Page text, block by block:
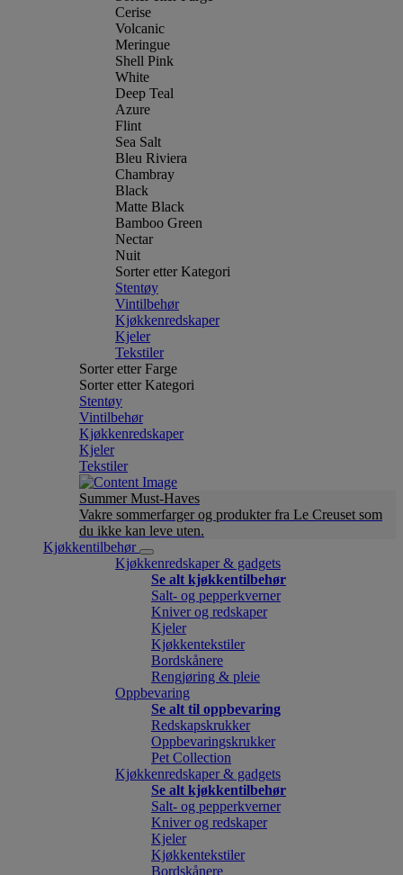
Cerise
Volcanic
Meringue
Shell Pink
White
Deep Teal
Azure
Flint
Sea Salt
Bleu Riviera
Chambray
Black
Matte Black
Bamboo Green
Nectar
Nuit
Sorter etter Kategori
Stentøy
Vintilbehør
Kjøkkenredskaper
Kjeler
Tekstiler
Sorter etter Farge
Sorter etter Kategori
Stentøy
Vintilbehør
Kjøkkenredskaper
Kjeler
Tekstiler
Summer Must-Haves
Vakre sommerfarger og produkter fra Le Creuset som
du ikke kan leve uten.
Kjøkkentilbehør
Kjøkkenredskaper & gadgets
Se alt kjøkkentilbehør
Salt- og pepperkverner
Kniver og redskaper
Kjeler
Kjøkkentekstiler
Bordskånere
Rengjøring & pleie
Oppbevaring
Se alt til oppbevaring
Redskapskrukker
Oppbevaringskrukker
Pet Collection
Kjøkkenredskaper & gadgets
Se alt kjøkkentilbehør
Salt- og pepperkverner
Kniver og redskaper
Kjeler
Kjøkkentekstiler
Bordskånere